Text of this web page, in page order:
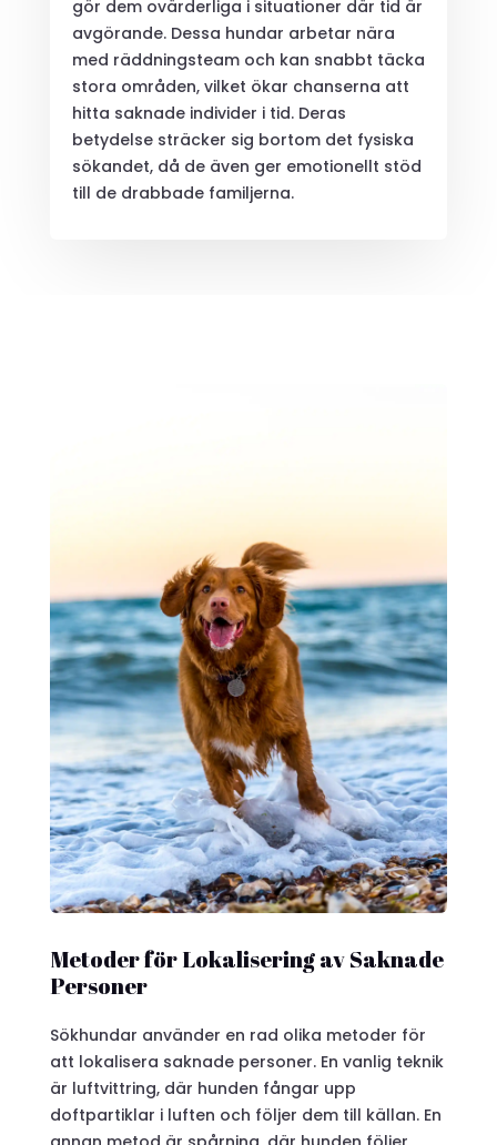
gör dem ovärderliga i situationer där tid är
avgörande. Dessa hundar arbetar nära
med räddningsteam och kan snabbt täcka
stora områden, vilket ökar chanserna att
hitta saknade individer i tid. Deras
betydelse sträcker sig bortom det fysiska
sökandet, då de även ger emotionellt stöd
till de drabbade familjerna.
Metoder för Lokalisering av Saknade
Personer
Sökhundar använder en rad olika metoder för
att lokalisera saknade personer. En vanlig teknik
är luftvittring, där hunden fångar upp
doftpartiklar i luften och följer dem till källan. En